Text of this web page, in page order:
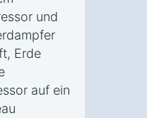
und
Erde
auf ein